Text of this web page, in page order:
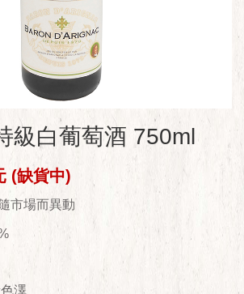
級白葡萄酒 750ml
(缺貨中)
市場而異動
澤